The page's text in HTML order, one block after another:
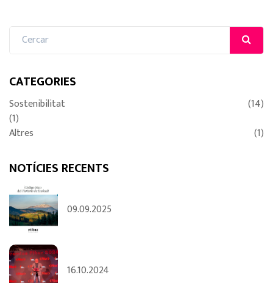
CATEGORIES
Sostenibilitat
(14)
(1)
Altres
(1)
NOTÍCIES RECENTS
09.09.2025
16.10.2024